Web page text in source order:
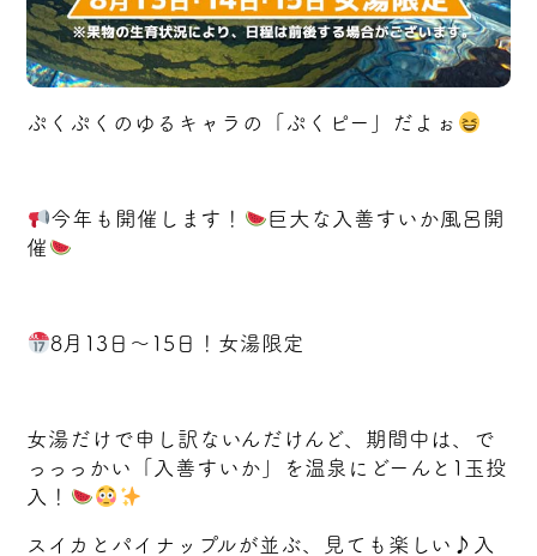
ぷくぷくのゆるキャラの「ぷくピー」だよぉ
今年も開催します！
巨大な入善すいか風呂開
催
8月13日～15日！女湯限定
女湯だけで申し訳ないんだけんど、期間中は、で
っっっかい「入善すいか」を温泉にどーんと1玉投
入！
スイカとパイナップルが並ぶ、見ても楽しい♪入